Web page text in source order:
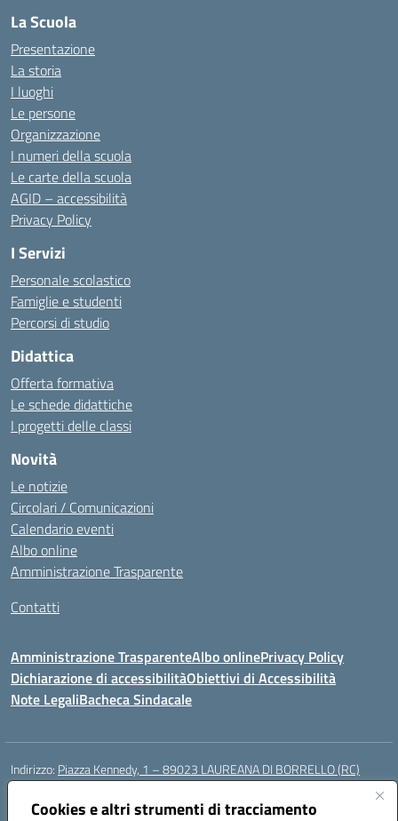
Cookies e altri strumenti di tracciamento
La Scuola
Presentazione
La storia
I luoghi
Le persone
Organizzazione
I numeri della scuola
Le carte della scuola
AGID – accessibilità
Privacy Policy
I Servizi
Personale scolastico
Famiglie e studenti
Percorsi di studio
Didattica
Offerta formativa
Le schede didattiche
I progetti delle classi
Novità
Le notizie
Circolari / Comunicazioni
Calendario eventi
Albo online
Amministrazione Trasparente
Contatti
Amministrazione TrasparenteAlbo onlinePrivacy Policy
Dichiarazione di accessibilitàObiettivi di Accessibilità
Note LegaliBacheca Sindacale
Indirizzo: Piazza Kennedy, 1 – 89023 LAUREANA DI BORRELLO (RC)
Centralino:
Posta elettronica certificata (PEC):rcic84800t@pec.istruzione.it